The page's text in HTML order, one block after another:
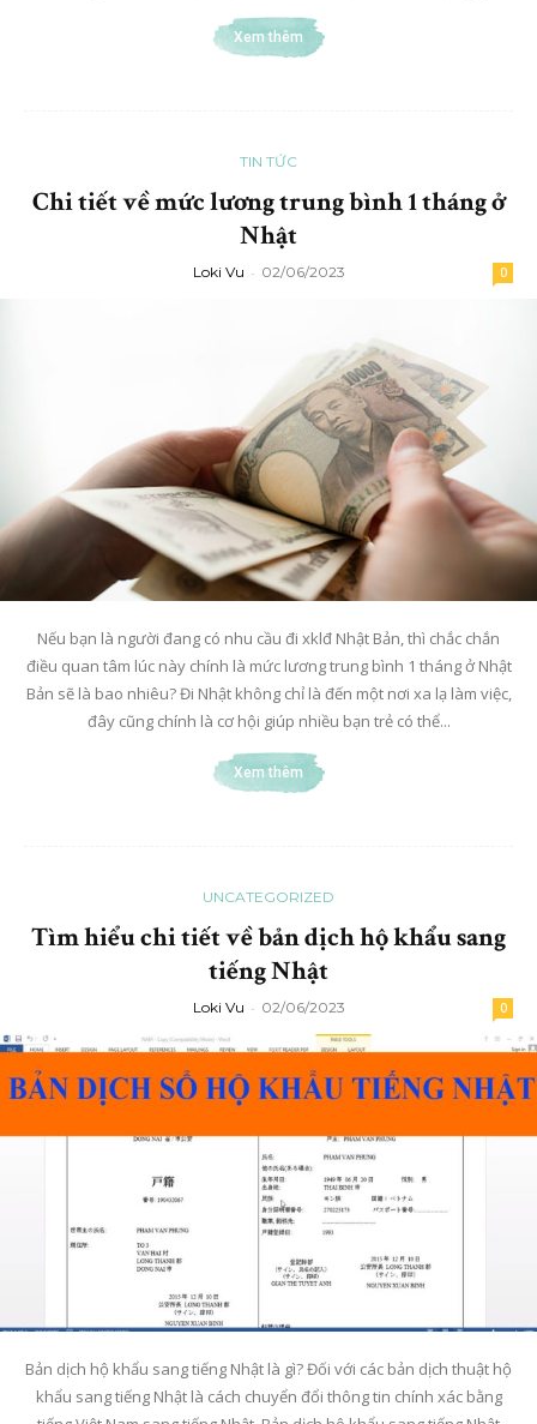
Xem thêm
TIN TỨC
Chi tiết về mức lương trung bình 1 tháng ở
Nhật
Loki Vu - 02/06/2023 0
Nếu bạn là người đang có nhu cầu đi xklđ Nhật Bản, thì chắc chắn
điều quan tâm lúc này chính là mức lương trung bình 1 tháng ở Nhật
Bản sẽ là bao nhiêu? Đi Nhật không chỉ là đến một nơi xa lạ làm việc,
đây cũng chính là cơ hội giúp nhiều bạn trẻ có thể...
Xem thêm
UNCATEGORIZED
Tìm hiểu chi tiết về bản dịch hộ khẩu sang
tiếng Nhật
Loki Vu - 02/06/2023 0
Bản dịch hộ khẩu sang tiếng Nhật là gì? Đối với các bản dịch thuật hộ
khẩu sang tiếng Nhật là cách chuyển đổi thông tin chính xác bằng